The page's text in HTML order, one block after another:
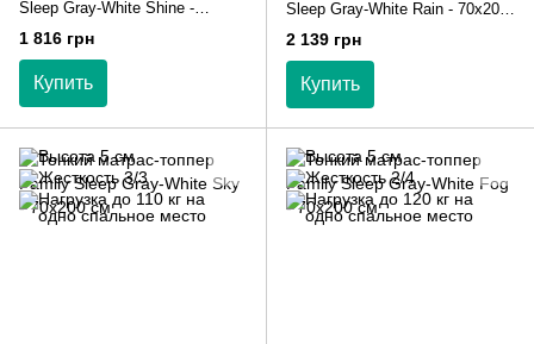
Sleep Gray-White Shine -
70х200 см
1 816 грн
Купить
Sleep Gray-White Rain - 70х200
см
2 139 грн
Купить